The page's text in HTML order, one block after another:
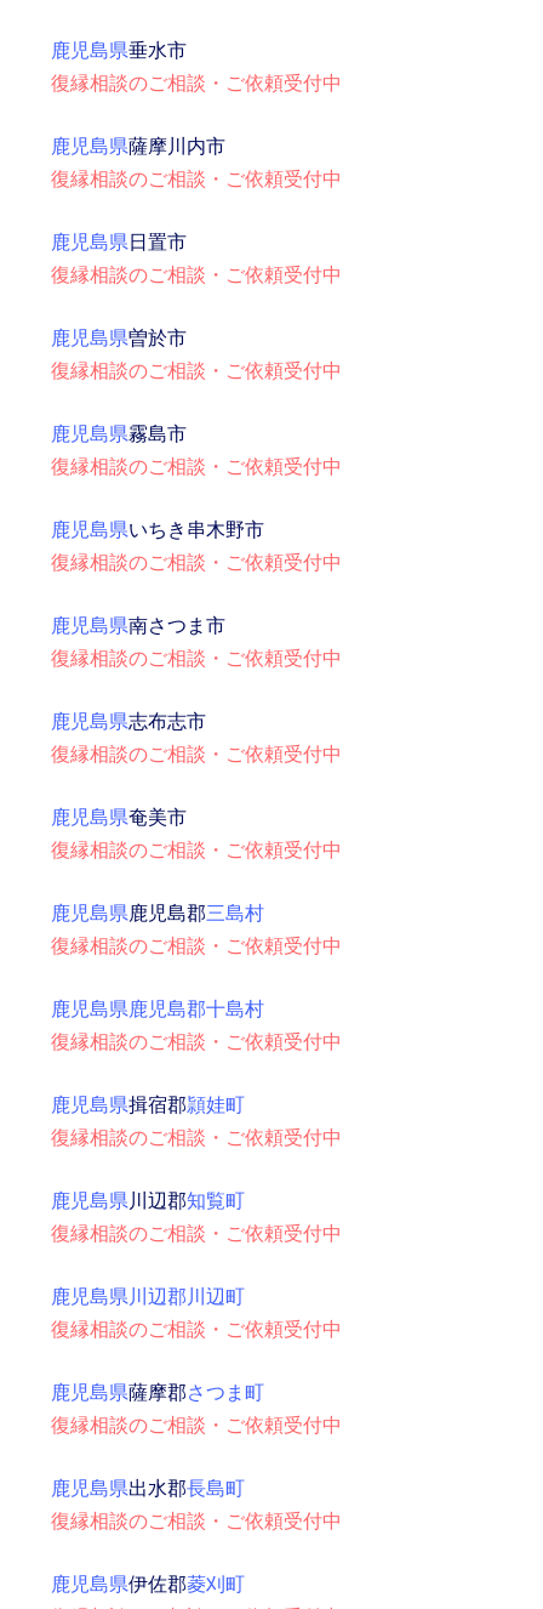
鹿児島県垂水市
復縁相談のご相談・ご依頼受付中
鹿児島県薩摩川内市
復縁相談のご相談・ご依頼受付中
鹿児島県 日置市
復縁相談のご相談・ご依頼受付中
鹿児島県曽於市
復縁相談のご相談・ご依頼受付中
鹿児島県霧島市
復縁相談のご相談・ご依頼受付中
鹿児島県いちき串木野市
復縁相談のご相談・ご依頼受付中
鹿児島県南さつま市
復縁相談のご相談・ご依頼受付中
鹿児島県志布志市
復縁相談のご相談・ご依頼受付中
鹿児島県奄美市
復縁相談のご相談・ご依頼受付中
鹿児島県鹿児島郡三島村
復縁相談のご相談・ご依頼受付中
鹿児島県鹿児島郡十島村
復縁相談のご相談・ご依頼受付中
鹿児島県揖宿郡頴娃町
復縁相談のご相談・ご依頼受付中
鹿児島県 川辺郡知覧町
復縁相談のご相談・ご依頼受付中
鹿児島県川辺郡川辺町
復縁相談のご相談・ご依頼受付中
鹿児島県薩摩郡さつま町
復縁相談のご相談・ご依頼受付中
鹿児島県出水郡長島町
復縁相談のご相談・ご依頼受付中
鹿児島県伊佐郡菱刈町